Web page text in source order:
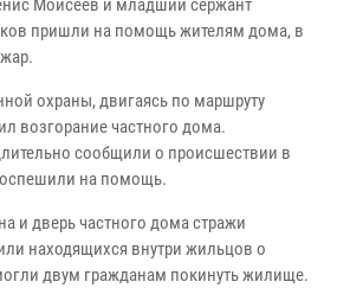
Моисеев и младший сержант
пришли на помощь жителям дома, в
охраны, двигаясь по маршруту
возгорание частного дома.
сообщили о происшествии в
на помощь.
и дверь частного дома стражи
находящихся внутри жильцов о
двум гражданам покинуть жилище.